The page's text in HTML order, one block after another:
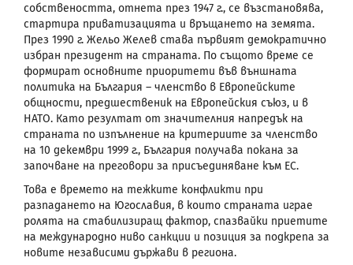
собствеността, отнета през 1947 г., се възстановява,
стартира приватизацията и връщането на земята.
През 1990 г. Жельо Желев става първият демократично
избран президент на страната. По същото време се
формират основните приоритети във външната
политика на България – членство в Европейските
общности, предшественик на Европейския съюз, и в
НАТО. Като резултат от значителния напредък на
страната по изпълнение на критериите за членство
на 10 декември 1999 г., България получава покана за
започване на преговори за присъединяване към ЕС.
Това е времето на тежките конфликти при
разпадането на Югославия, в които страната играе
ролята на стабилизиращ фактор, спазвайки приетите
на международно ниво санкции и позиция за подкрепа за
новите независими държави в региона.